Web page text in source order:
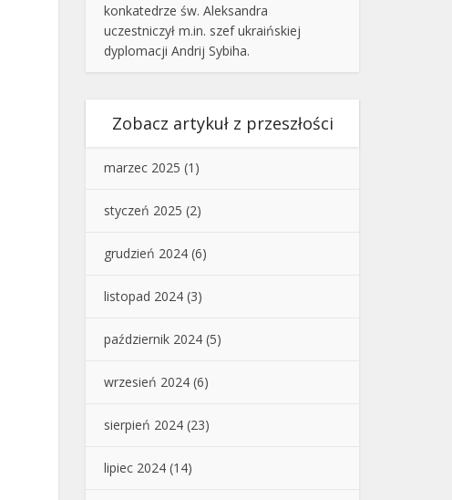
konkatedrze św. Aleksandra
uczestniczył m.in. szef ukraińskiej
dyplomacji Andrij Sybiha.
Zobacz artykuł z przeszłości
marzec 2025 (1)
styczeń 2025 (2)
grudzień 2024 (6)
listopad 2024 (3)
październik 2024 (5)
wrzesień 2024 (6)
sierpień 2024 (23)
lipiec 2024 (14)